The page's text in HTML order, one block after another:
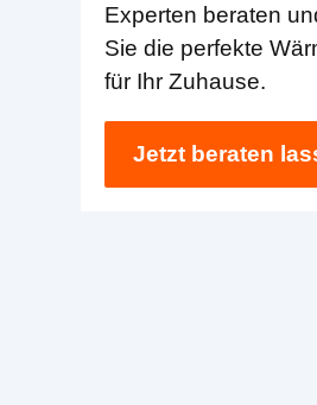
Experten beraten
Sie die perfekte
für Ihr Zuhause.
Jetzt beraten